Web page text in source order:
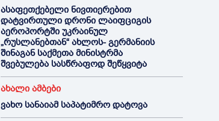
ასაფეთქებელი ნივთიერებით
დატვირთული დრონი ლაიფციგის
აეროპორტში უკრაინულ
„რუსლანებთან“ ახლოს- გერმანიის
შინაგან საქმეთა მინისტრმა
შვებულება სასწრაფოდ შეწყვიტა
ახალი ამბები
ვახო სანაიამ საპატიმრო დატოვა